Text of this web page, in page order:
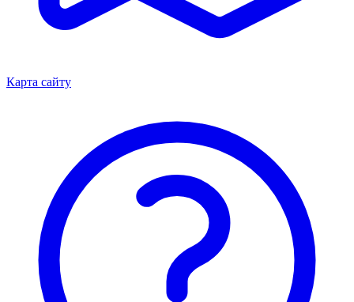
Карта сайту